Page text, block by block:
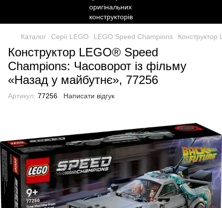
Каталог Серії LEGO LEGO Speed Champions
Конструктор LEGO® Speed
Champions: Часоворот із фільму
«Назад у майбутнє», 77256
Артикул: 77256 Написати відгук